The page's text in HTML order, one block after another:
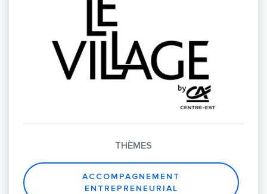
THÈMES
ACCOMPAGNEMENT
ENTREPRENEURIAL